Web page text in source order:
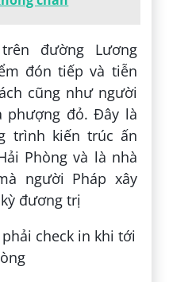
đường Lương
đón tiếp và tiễn
cũng như người
phượng đỏ. Đây là
trình kiến trúc ấn
Phòng và là nhà
người Pháp xây
đương trị